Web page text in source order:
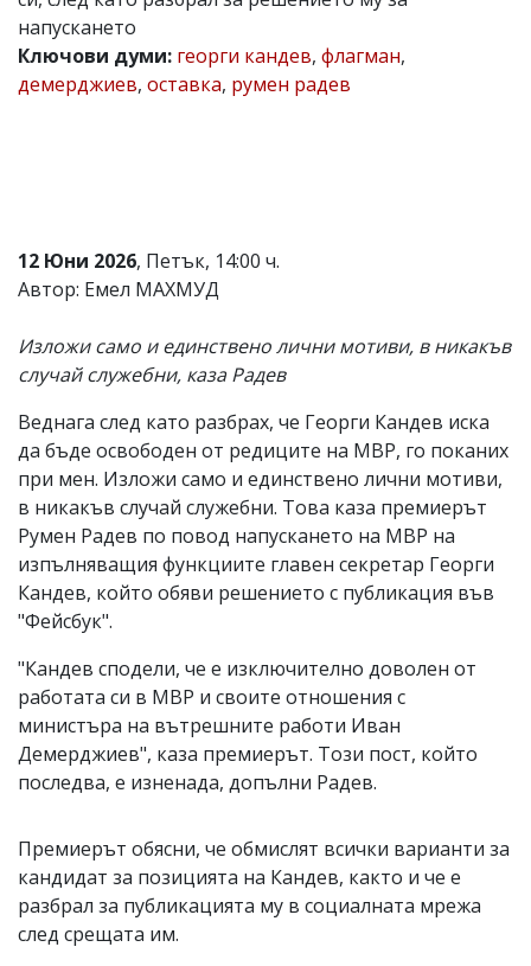
Коментарите
под
статиите
се
отговорност
за
тях!
откриете
обиден
за
коментар,
моля
сигнализирайте
ни!
напускането
Ключови думи: георги кандев, флагман,
демерджиев, оставка, румен радев
12 Юни 2026, Петък, 14:00 ч.
Автор: Емел МАХМУД
Изложи само и единствено лични мотиви, в никакъв
случай служебни, каза Радев
Веднага след като разбрах, че Георги Кандев иска
да бъде освободен от редиците на МВР, го поканих
при мен. Изложи само и единствено лични мотиви,
в никакъв случай служебни. Това каза премиерът
Румен Радев по повод напускането на МВР на
изпълняващия функциите главен секретар Георги
Кандев, който обяви решението с публикация във
"Фейсбук".
"Кандев сподели, че е изключително доволен от
работата си в МВР и своите отношения с
министъра на вътрешните работи Иван
Демерджиев", каза премиерът. Този пост, който
последва, е изненада, допълни Радев.
Премиерът обясни, че обмислят всички варианти за
кандидат за позицията на Кандев, както и че е
разбрал за публикацията му в социалната мрежа
след срещата им.